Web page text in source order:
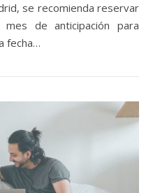
se recomienda reservar
de anticipación para
fecha…